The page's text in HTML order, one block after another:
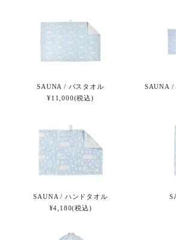
SAUNA / バスタオル
¥11,000(税込)
SAUNA /
SAUNA / ハンドタオル
¥4,180(税込)